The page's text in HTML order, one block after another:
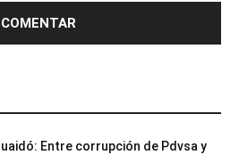
Entre corrupción de Pdvsa y